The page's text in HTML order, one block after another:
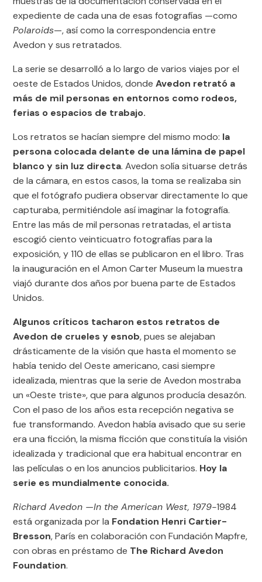
expediente de cada una de esas fotografías —como
Polaroids—, así como la correspondencia entre
Avedon y sus retratados.
La serie se desarrolló a lo largo de varios viajes por el
oeste de Estados Unidos, dondeAvedon retrató a
más de mil personas en entornos como rodeos,
ferias o espacios de trabajo.
Los retratos se hacían siempre del mismo modo: la
persona colocada delante de una lámina de papel
blanco y sin luz directa. Avedon solía situarse detrás
de la cámara, en estos casos, la toma se realizaba sin
que el fotógrafo pudiera observar directamente lo que
capturaba, permitiéndole así imaginar la fotografía.
Entre las más de mil personas retratadas, el artista
escogió ciento veinticuatro fotografías para la
exposición, y 110 de ellas se publicaron en el libro. Tras
la inauguración en el Amon Carter Museum la muestra
viajó durante dos años por buena parte de Estados
Unidos.
Algunos críticos tacharon estos retratos de
Avedon de crueles y esnob, pues se alejaban
drásticamente de la visión que hasta el momento se
había tenido del Oeste americano, casi siempre
idealizada, mientras que la serie de Avedon mostraba
un «Oeste triste», que para algunos producía desazón.
Con el paso de los años esta recepción negativa se
fue transformando. Avedon había avisado que su serie
era una ficción, la misma ficción que constituía la visión
idealizada y tradicional que era habitual encontrar en
las películas o en los anuncios publicitarios. Hoy la
serie es mundialmente conocida.
Richard Avedon —In the American West, 1979-1984
está organizada por la Fondation Henri Cartier-
Bresson, París en colaboración con Fundación Mapfre,
con obras en préstamo de The Richard Avedon
Foundation.